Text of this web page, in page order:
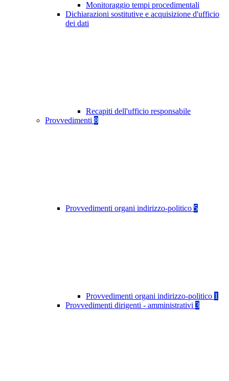
Monitoraggio tempi procedimentali
Dichiarazioni sostitutive e acquisizione d'ufficio
dei dati
Recapiti dell'ufficio responsabile
Provvedimenti 8
Provvedimenti organi indirizzo-politico 5
Provvedimenti organi indirizzo-politico 1
Provvedimenti dirigenti - amministrativi 3